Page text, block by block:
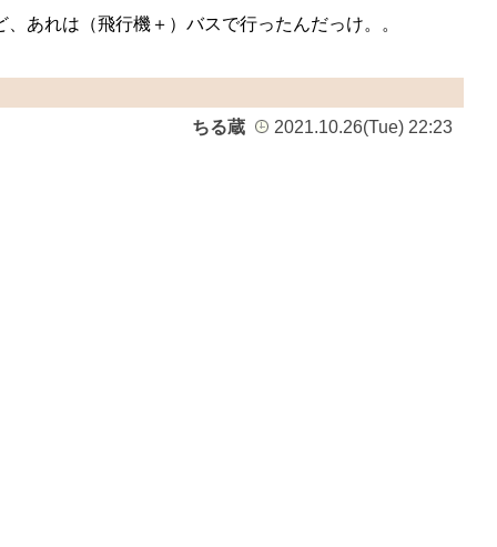
あれは（飛行機＋）バスで行ったんだっけ。。
ちる蔵
2021.10.26(Tue) 22:23